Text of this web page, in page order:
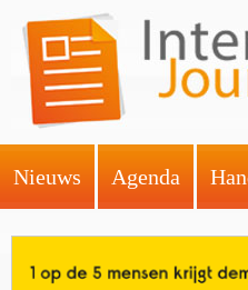
Nieuws Agenda